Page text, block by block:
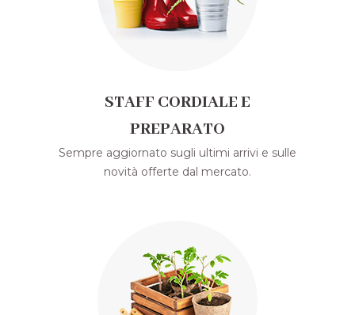
STAFF CORDIALE E
PREPARATO
Sempre aggiornato sugli ultimi arrivi e sulle
novità offerte dal mercato.